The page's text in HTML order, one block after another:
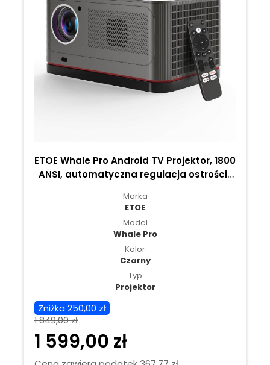
ETOE Whale Pro Android TV Projektor, 1800
ANSI, automatyczna regulacja ostrości i
Marka
ETOE
Model
Whale Pro
Kolor
Czarny
Typ
Projektor
Zniżka 250,00 zł
1 849,00 zł
1 599,00 zł